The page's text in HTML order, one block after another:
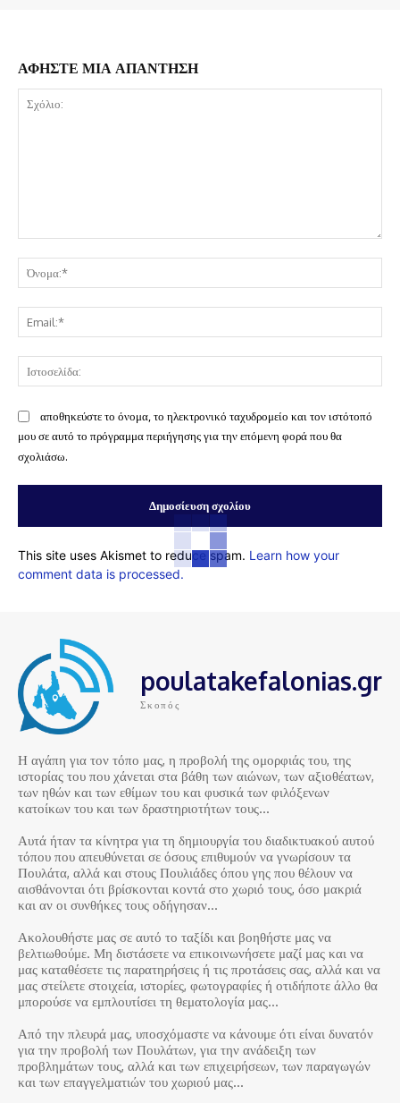
ΑΦΗΣΤΕ ΜΙΑ ΑΠΑΝΤΗΣΗ
αποθηκεύστε το όνομα, το ηλεκτρονικό ταχυδρομείο και τον ιστότοπό
μου σε αυτό το πρόγραμμα περιήγησης για την επόμενη φορά που θα
σχολιάσω.
This site uses Akismet to reduce spam. Learn how your
comment data is processed.
poulatakefalonias.gr
Σκοπός
Η αγάπη για τον τόπο μας, η προβολή της ομορφιάς του, της
ιστορίας του που χάνεται στα βάθη των αιώνων, των αξιοθέατων,
των ηθών και των εθίμων του και φυσικά των φιλόξενων
κατοίκων του και των δραστηριοτήτων τους…
Αυτά ήταν τα κίνητρα για τη δημιουργία του διαδικτυακού αυτού
τόπου που απευθύνεται σε όσους επιθυμούν να γνωρίσουν τα
Πουλάτα, αλλά και στους Πουλιάδες όπου γης που θέλουν να
αισθάνονται ότι βρίσκονται κοντά στο χωριό τους, όσο μακριά
και αν οι συνθήκες τους οδήγησαν…
Ακολουθήστε μας σε αυτό το ταξίδι και βοηθήστε μας να
βελτιωθούμε. Μη διστάσετε να επικοινωνήσετε μαζί μας και να
μας καταθέσετε τις παρατηρήσεις ή τις προτάσεις σας, αλλά και να
μας στείλετε στοιχεία, ιστορίες, φωτογραφίες ή οτιδήποτε άλλο θα
μπορούσε να εμπλουτίσει τη θεματολογία μας…
Από την πλευρά μας, υποσχόμαστε να κάνουμε ότι είναι δυνατόν
για την προβολή των Πουλάτων, για την ανάδειξη των
προβλημάτων τους, αλλά και των επιχειρήσεων, των παραγωγών
και των επαγγελματιών του χωριού μας…